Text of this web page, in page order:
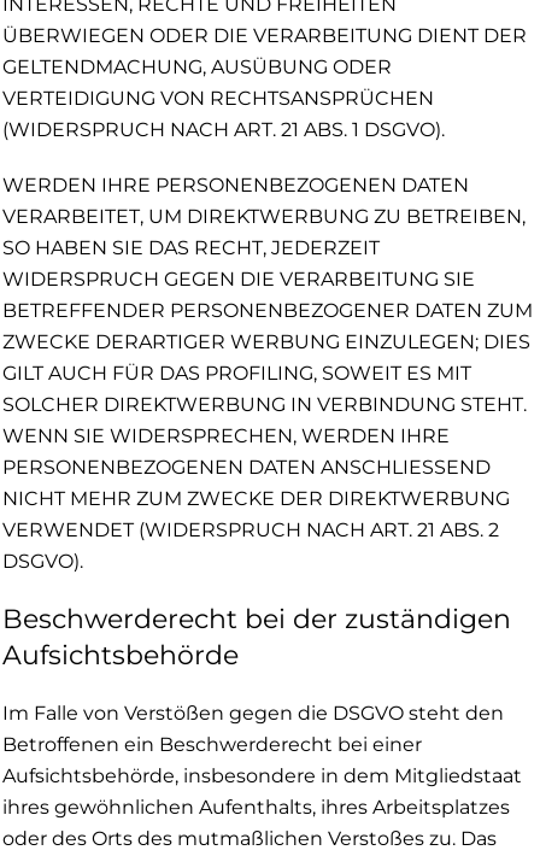
ÜBERWIEGEN ODER DIE VERARBEITUNG DIENT DER
GELTENDMACHUNG, AUSÜBUNG ODER
VERTEIDIGUNG VON RECHTSANSPRÜCHEN
(WIDERSPRUCH NACH ART. 21 ABS. 1 DSGVO).
WERDEN IHRE PERSONENBEZOGENEN DATEN
VERARBEITET, UM DIREKTWERBUNG ZU BETREIBEN,
SO HABEN SIE DAS RECHT, JEDERZEIT
WIDERSPRUCH GEGEN DIE VERARBEITUNG SIE
BETREFFENDER PERSONENBEZOGENER DATEN ZUM
ZWECKE DERARTIGER WERBUNG EINZULEGEN; DIES
GILT AUCH FÜR DAS PROFILING, SOWEIT ES MIT
SOLCHER DIREKTWERBUNG IN VERBINDUNG STEHT.
WENN SIE WIDERSPRECHEN, WERDEN IHRE
PERSONENBEZOGENEN DATEN ANSCHLIESSEND
NICHT MEHR ZUM ZWECKE DER DIREKTWERBUNG
VERWENDET (WIDERSPRUCH NACH ART. 21 ABS. 2
DSGVO).
Beschwerde­recht bei der zuständigen
Aufsichts­behörde
Im Falle von Verstößen gegen die DSGVO steht den
Betroffenen ein Beschwerderecht bei einer
Aufsichtsbehörde, insbesondere in dem Mitgliedstaat
ihres gewöhnlichen Aufenthalts, ihres Arbeitsplatzes
oder des Orts des mutmaßlichen Verstoßes zu. Das